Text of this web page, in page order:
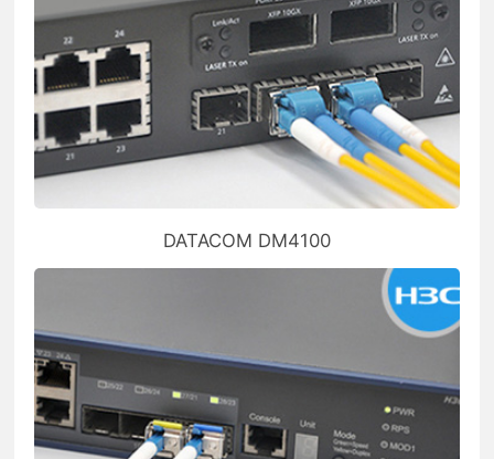
DATACOM DM4100